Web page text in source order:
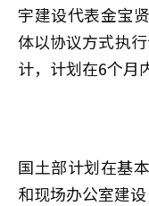
宇建设代表金宝
体以协议方式执
计，计划在6个月
国土部计划在基
和现场办公室建